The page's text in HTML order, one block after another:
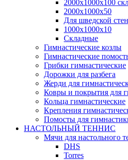
2000х1000х100
2000х1000х50
Для шведской
1000х1000х10
Складные
Гимнастические козлы
Гимнастические
Грибки гимнастические
Дорожки для разбега
Жерди для
Ковры и покрытия для
Кольца гимнастические
Крепления
Помосты для
НАСТОЛЬНЫЙ ТЕННИС
Мячи для настольного
DHS
Torres